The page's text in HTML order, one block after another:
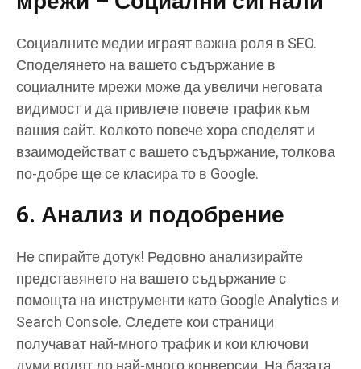
Социалните медии играят важна роля в SEO.
Споделянето на вашето съдържание в
социалните мрежи може да увеличи неговата
видимост и да привлече повече трафик към
вашия сайт. Колкото повече хора споделят и
взаимодействат с вашето съдържание, толкова
по-добре ще се класира то в Google.
6. Анализ и подобрение
Не спирайте дотук! Редовно анализирайте
представянето на вашето съдържание с
помощта на инструменти като Google Analytics и
Search Console. Следете кои страници
получават най-много трафик и кои ключови